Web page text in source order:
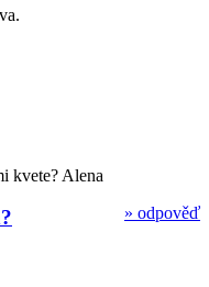
kvete? Alena
» odpověď